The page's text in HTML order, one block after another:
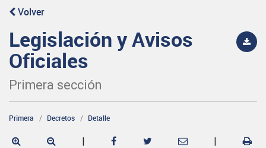
Volver
Legislación y Avisos
Oficiales
Primera sección
Primera Decretos Detalle
| |